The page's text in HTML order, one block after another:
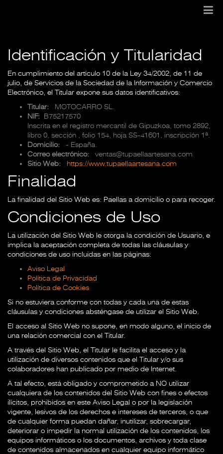
Identificación y Titularidad
En cumplimiento del artículo 10 de la Ley 34/2002, de 11 de
julio, de Servicios de la Sociedad de la Información y Comercio
Electrónico, el Titular expone sus datos identificativos:
Titular: MOTOCARRO SL.
NIF: B75217570
Inscrita en el registro mercantil de Gipuzkoa, tomo 2892,
libro 0, sección , folio 154, hoja SS-41601, inscripción 1ª.
Domicilio: - España.
Correo electrónico: ventas@tupaellaartesana.com
Sitio Web:
https://www.tupaellaartesana.com
Finalidad
La finalidad del Sitio Web es: Paellas a domicilio o para recoger.
Condiciones de Uso
La utilización del Sitio Web le otorga la condición de Usuario, e
implica la aceptación completa de todas las cláusulas y
condiciones de uso incluidas en las páginas:
Aviso Legal
Política de Privacidad
Política de Cookies
Si no estuviera conforme con todas y cada una de estas
cláusulas y condiciones absténgase de utilizar el Sitio Web.
El acceso al Sitio Web no supone, en modo alguno, el inicio de
una relación comercial con el Titular.
A través del Sitio Web, el Titular le facilita el acceso y la
utilización de diversos contenidos que el Titular y/o sus
colaboradores han publicado por medio de Internet.
A tal efecto, está obligado y comprometido a NO utilizar
cualquiera de los contenidos del Sitio Web con fines o efectos
ilícitos, prohibidos en este Aviso Legal o por la legislación
vigente, lesivos de los derechos e intereses de terceros, o que
de cualquier forma puedan dañar, inutilizar, sobrecargar,
deteriorar o impedir la normal utilización de los contenidos, los
equipos informáticos o los documentos, archivos y toda clase
de contenidos almacenados en cualquier equipo informático